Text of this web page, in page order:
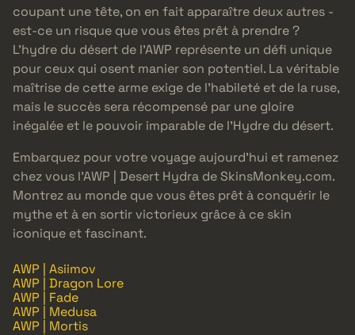
coupant une tête, on en fait apparaître deux autres -
est-ce un risque que vous êtes prêt à prendre ?
L’hydre du désert de l’AWP représente un défi unique
pour ceux qui osent manier son potentiel. La véritable
maîtrise de cette arme exige de l’habileté et de la ruse,
mais le succès sera récompensé par une gloire
inégalée et le pouvoir imparable de l’Hydre du désert.
Embarquez pour votre voyage aujourd’hui et ramenez
chez vous l’AWP | Desert Hydra de SkinsMonkey.com.
Montrez au monde que vous êtes prêt à conquérir le
mythe et à en sortir victorieux grâce à ce skin
iconique et fascinant.
AWP | Asiimov
AWP | Dragon Lore
AWP | Fade
AWP | Medusa
AWP | Mortis